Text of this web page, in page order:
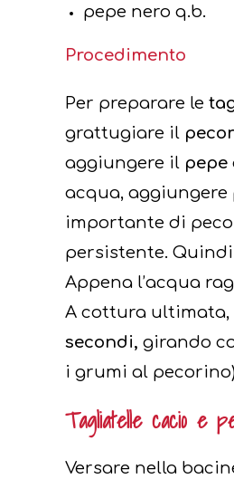
pepe nero q.b.
Procedimento
Per preparare le
grattugiare il
aggiungere il pepe
acqua,
importante di
persistente.
Appena l’acqua
A cottura ultimata,
secondi, girando
i grumi al
Tagliatelle cacio e
Versare nella